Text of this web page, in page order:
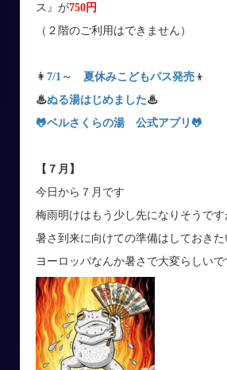
ス』が750円
（２階のご利用はできません）
👩 7/1～ 夏休みこどもパス発売 👦
♨ぬる湯はじめました♨
🐸ベルさくらの湯 公式アプリ 🐸
【７月 】
今日から７月です
梅雨明けはもう少し先になりそうです
暑さ到来に向けての準備はしておきた
ヨーロッパなんか暑さで大変らしいで